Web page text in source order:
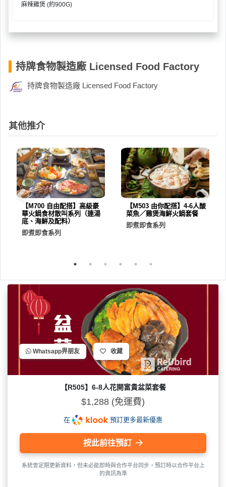
麻辣雞煲 (約900G)
持牌食物製造廠 Licensed Food Factory
持牌食物製造廠 Licensed Food Factory
其他推介
【M700 自由配搭】高級豪
華火鍋食材散叫系列（連湯
底、海鮮及配料）
即煮即食系列
【M503 由你配搭】4-6人酸
菜魚／雞煲海鮮火鍋套餐
即煮即食系列
Whatsapp畀朋友 收藏
【R505】6-8人花開富貴盆菜套餐
$1,288 (免運費)
在 預訂更多最新優惠
按此前往預訂
系統會定期更新資料，但未必能即時與合作平台同步，預訂時以合作平台上
的資訊為準